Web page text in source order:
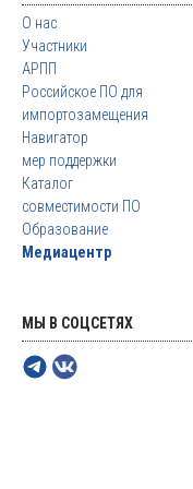
О нас
Участники
АРПП
Российское ПО для
импортозамещения
Навигатор
мер поддержки
Каталог
совместимости ПО
Образование
Медиацентр
МЫ В СОЦСЕТЯХ